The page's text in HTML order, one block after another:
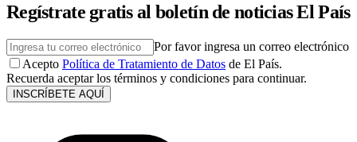
Regístrate gratis al boletín de noticias El País
Por favor ingresa un correo electrónico
Acepto Política de Tratamiento de Datos de El País.
Recuerda aceptar los términos y condiciones para continuar.
INSCRÍBETE AQUÍ